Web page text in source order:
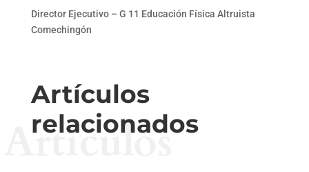
Director Ejecutivo – G 11 Educación Física Altruista
Comechingón
Artículos
relacionados
Artículos